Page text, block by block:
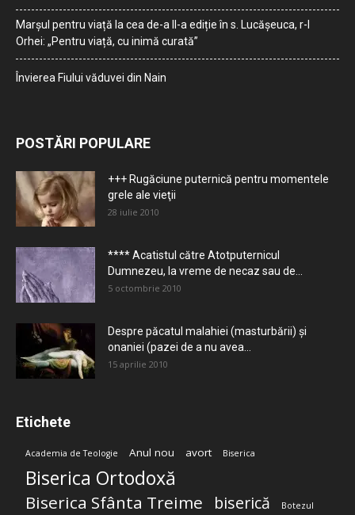
Marșul pentru viață la cea de-a II-a ediție în s. Lucășeuca, r-l
Orhei: „Pentru viață, cu inimă curată”
Învierea Fiului văduvei din Nain
POSTĂRI POPULARE
+++ Rugăciune puternică pentru momentele
grele ale vieţii
28 iulie 2010
**** Acatistul către Atotputernicul
Dumnezeu, la vreme de necaz sau de...
5 octombrie 2010
Despre păcatul malahiei (masturbării) şi
onaniei (pazei de a nu avea...
15 aprilie 2010
Etichete
Academia de Teologie Anul nou avort Biserica
Biserica Ortodoxă
Biserica Sfânta Treime biserică Botezul